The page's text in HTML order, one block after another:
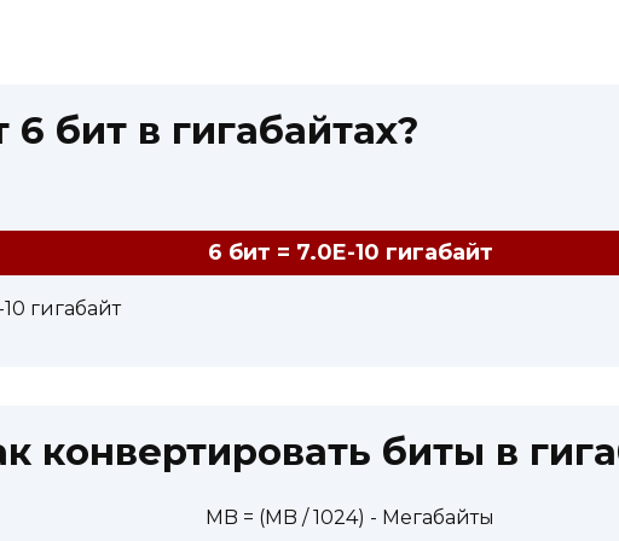
бит в гигабайтах?
6 бит = 7.0E-10 гигабайт
гигабайт
конвертировать биты в
MB = (MB / 1024) - Мегабайты